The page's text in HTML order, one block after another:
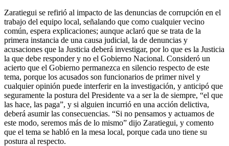
Zaratiegui se refirió al impacto de las denuncias de corrupción en el
trabajo del equipo local, señalando que como cualquier vecino
común, espera explicaciones; aunque aclaró que se trata de la
primera instancia de una causa judicial, la de denuncias y
acusaciones que la Justicia deberá investigar, por lo que es la Justicia
la que debe responder y no el Gobierno Nacional. Consideró un
acierto que el Gobierno permanezca en silencio respecto de este
tema, porque los acusados son funcionarios de primer nivel y
cualquier opinión puede interferir en la investigación, y anticipó que
seguramente la postura del Presidente va a ser la de siempre, “el que
las hace, las paga”, y si alguien incurrió en una acción delictiva,
deberá asumir las consecuencias. “Si no pensamos y actuamos de
este modo, seremos más de lo mismo” dijo Zaratiegui, y comento
que el tema se habló en la mesa local, porque cada uno tiene su
postura al respecto.